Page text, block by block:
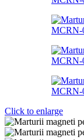
Click to enlarge